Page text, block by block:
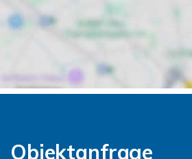
Objektanfrage